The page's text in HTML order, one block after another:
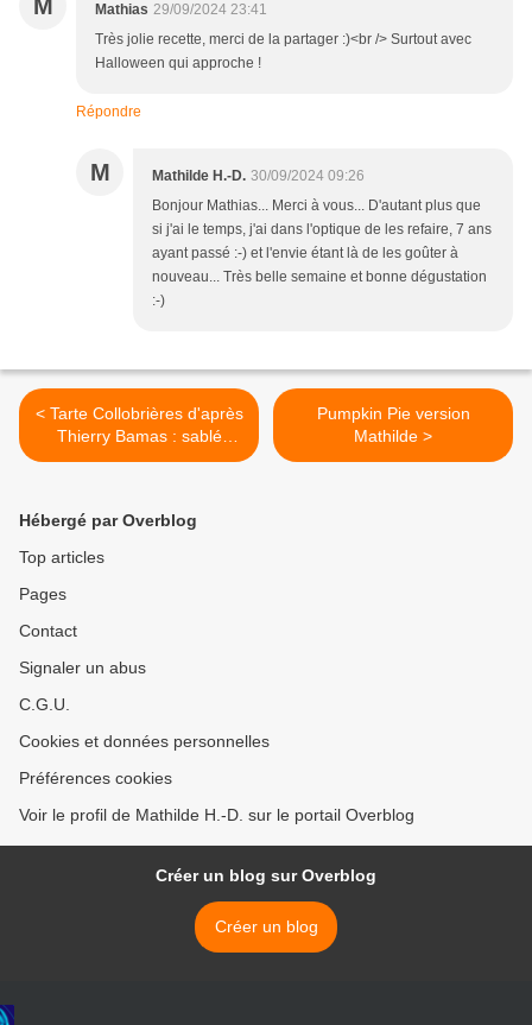
M Mathias 29/09/2024 23:41
Très jolie recette, merci de la partager :)<br /> Surtout avec
Halloween qui approche !
Répondre
M Mathilde H.-D. 30/09/2024 09:26
Bonjour Mathias... Merci à vous... D'autant plus que
si j'ai le temps, j'ai dans l'optique de les refaire, 7 ans
ayant passé :-) et l'envie étant là de les goûter à
nouveau... Très belle semaine et bonne dégustation
:-)
< Tarte Collobrières d'après
Thierry Bamas : sablé
châtaigne, biscuit
brisures de marron
Pumpkin Pie version
Mathilde >
Hébergé par Overblog
Top articles
Pages
Contact
Signaler un abus
C.G.U.
Cookies et données personnelles
Préférences cookies
Voir le profil de Mathilde H.-D. sur le portail Overblog
Créer un blog sur Overblog
Créer un blog